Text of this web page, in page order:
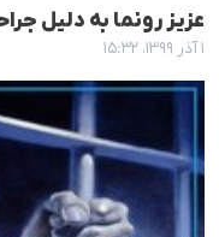
عزیز رونما به دلیل
۱ آذر ۱۳۹۹، ۱۵:۳۲